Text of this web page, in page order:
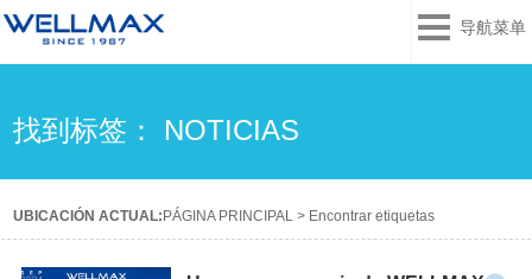
导航菜单
找到标签： NOTICIAS
UBICACIÓN ACTUAL: PÁGINA PRINCIPAL > Encontrar etiquetas